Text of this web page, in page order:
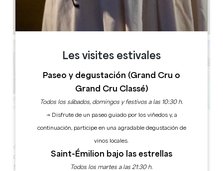
¿Planea un evento de negocios? Haga la elección
correcta y elija una dirección en el corazón de una
finca vinícola confidencial.
Les visites estivales
Paseo y degustación (Grand Cru o
Grand Cru Classé)
Todos los sábados, domingos y festivos a las 10:30 h.
→ Disfrute de un paseo guiado por los viñedos y, a
continuación, participe en una agradable degustación de
vinos locales.
Saint-Émilion bajo las estrellas
Todos los martes a las 21:30 h.